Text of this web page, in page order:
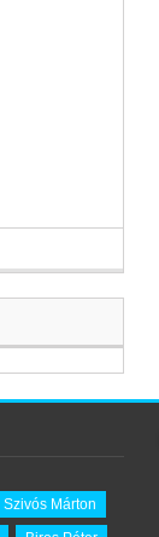
Szivós Márton